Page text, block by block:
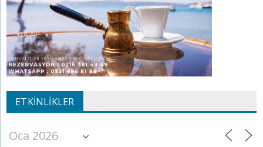
ETKINLIKLER